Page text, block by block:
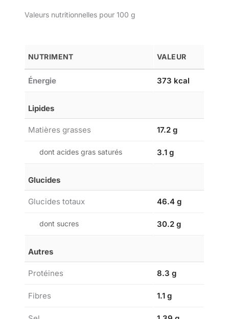
Valeurs nutritionnelles pour 100 g
NUTRIMENT VALEUR
Énergie 373 kcal
Lipides
Matières grasses 17.2 g
dont acides gras saturés 3.1 g
Glucides
Glucides totaux 46.4 g
dont sucres 30.2 g
Autres
Protéines 8.3 g
Fibres 1.1 g